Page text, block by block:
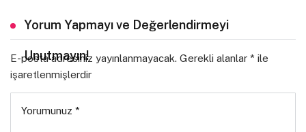
belki 6 olsa
ya da ne bileyim, 7.9
Yorum Yapmayı ve Değerlendirmeyi
Unutmayın!
E-posta adresiniz yayınlanmayacak. Gerekli alanlar * ile
işaretlenmişlerdir
Yorumunuz *